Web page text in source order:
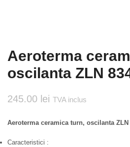
Aeroterma
oscilanta ZLN
245.00 lei TVA inclus
Aeroterma ceramica turn, oscilanta ZLN
Caracteristici :